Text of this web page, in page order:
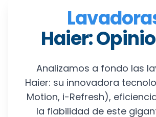
Haier:
Analizamos a fondo las
Haier: su innovadora
Motion, i-Refresh),
la fiabilidad de este